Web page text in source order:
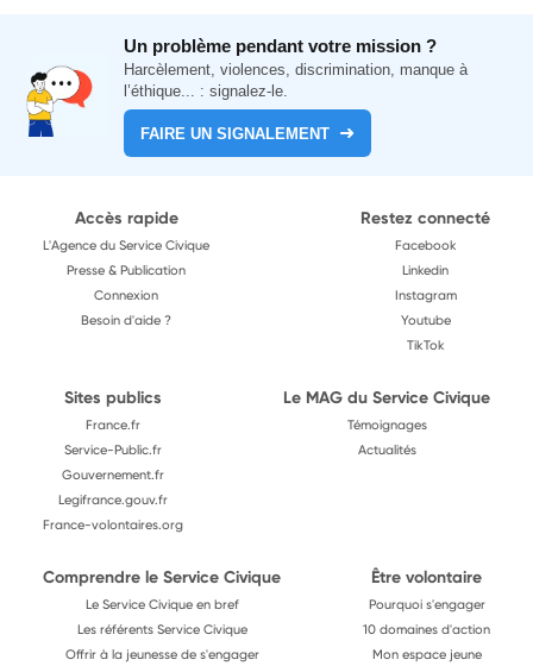
Un problème pendant votre mission ?
Harcèlement, violences, discrimination, manque à
l’éthique... : signalez-le.
FAIRE UN SIGNALEMENT
Accès rapide
L'Agence du Service Civique
Presse & Publication
Connexion
Besoin d'aide ?
Restez connecté
Facebook
Linkedin
Instagram
Youtube
TikTok
Sites publics
France.fr
Service-Public.fr
Gouvernement.fr
Legifrance.gouv.fr
France-volontaires.org
Le MAG du Service Civique
Témoignages
Actualités
Comprendre le Service Civique
Le Service Civique en bref
Les référents Service Civique
Offrir à la jeunesse de s'engager
Être volontaire
Pourquoi s'engager
10 domaines d'action
Mon espace jeune